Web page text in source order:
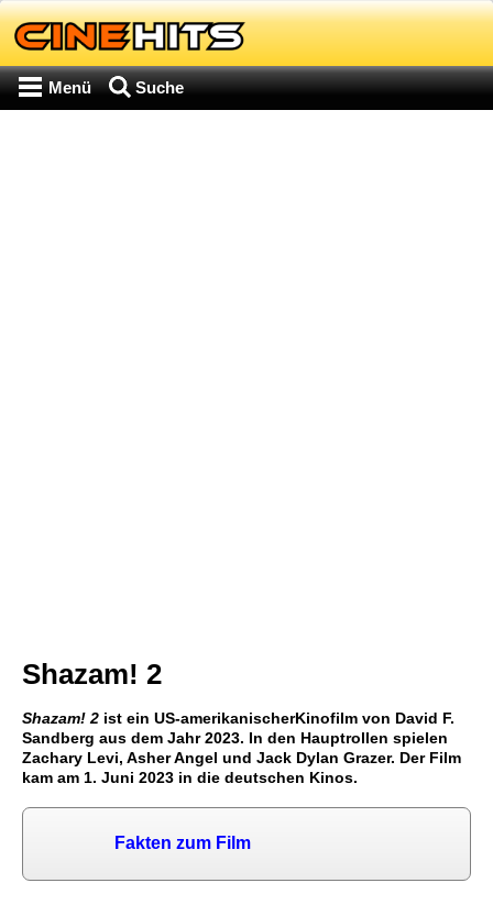
Menü Suche
Shazam! 2
Shazam! 2 ist ein US-amerikanischerKinofilm von David F.
Sandberg aus dem Jahr 2023. In den Hauptrollen spielen
Zachary Levi, Asher Angel und Jack Dylan Grazer. Der Film
kam am 1. Juni 2023 in die deutschen Kinos.
Fakten zum Film